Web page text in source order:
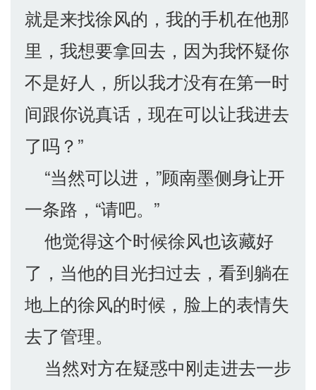
就是来找徐风的，我的手机在他那
里，我想要拿回去，因为我怀疑你
不是好人，所以我才没有在第一时
间跟你说真话，现在可以让我进去
了吗？”
“当然可以进，”顾南墨侧身让开
一条路，“请吧。”
他觉得这个时候徐风也该藏好
了，当他的目光扫过去，看到躺在
地上的徐风的时候，脸上的表情失
去了管理。
当然对方在疑惑中刚走进去一步